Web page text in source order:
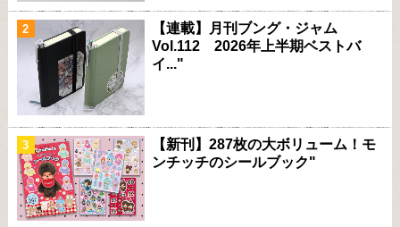
【連載】月刊ブング・ジャム
Vol.112 2026年上半期ベストバ
イ..."
【新刊】287枚の大ボリューム！モ
ンチッチのシールブック"